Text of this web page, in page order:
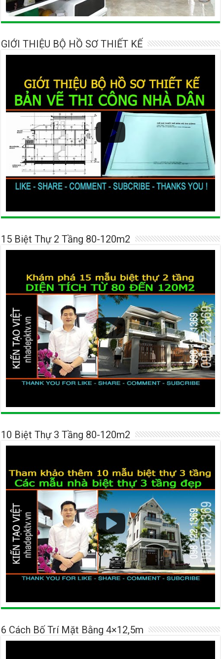
GIỚI THIỆU BỘ HỒ SƠ THIẾT KẾ
15 Biệt Thự 2 Tầng 80-120m2
10 Biệt Thự 3 Tầng 80-120m2
6 Cách Bố Trí Mặt Bằng 4×12,5m